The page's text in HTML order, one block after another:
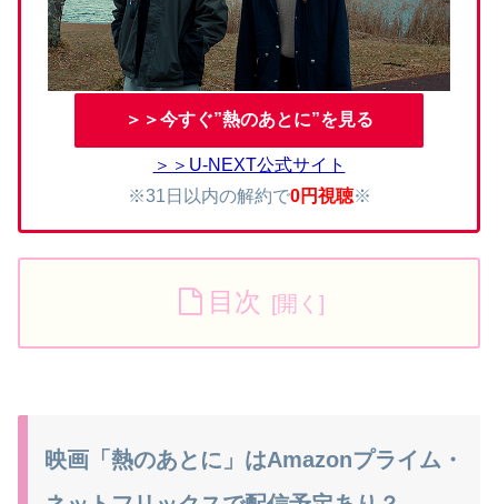
＞＞今すぐ”熱のあとに”を見る
＞＞U-NEXT公式サイト
※31日以内の解約で0円視聴※
目次
映画「熱のあとに」はAmazonプライム・